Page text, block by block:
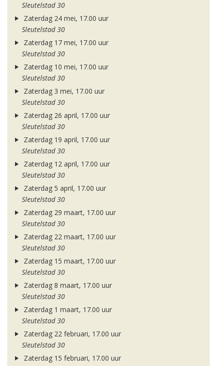
Sleutelstad 30
Zaterdag 24 mei, 17.00 uur
Sleutelstad 30
Zaterdag 17 mei, 17.00 uur
Sleutelstad 30
Zaterdag 10 mei, 17.00 uur
Sleutelstad 30
Zaterdag 3 mei, 17.00 uur
Sleutelstad 30
Zaterdag 26 april, 17.00 uur
Sleutelstad 30
Zaterdag 19 april, 17.00 uur
Sleutelstad 30
Zaterdag 12 april, 17.00 uur
Sleutelstad 30
Zaterdag 5 april, 17.00 uur
Sleutelstad 30
Zaterdag 29 maart, 17.00 uur
Sleutelstad 30
Zaterdag 22 maart, 17.00 uur
Sleutelstad 30
Zaterdag 15 maart, 17.00 uur
Sleutelstad 30
Zaterdag 8 maart, 17.00 uur
Sleutelstad 30
Zaterdag 1 maart, 17.00 uur
Sleutelstad 30
Zaterdag 22 februari, 17.00 uur
Sleutelstad 30
Zaterdag 15 februari, 17.00 uur